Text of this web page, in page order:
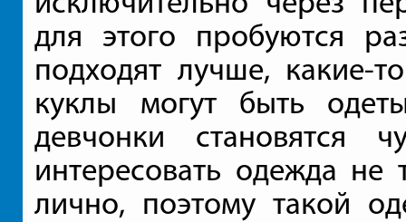
для этого пробуются
подходят лучше, какие-
куклы могут быть
девчонки становятся
интересовать одежда
лично, поэтому такой